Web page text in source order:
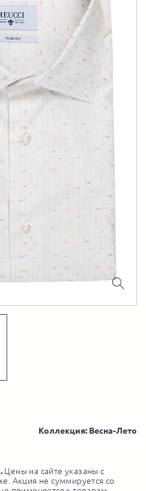
Коллекция: Весна-Лето
Цены на сайте указаны с
Акция не суммируется со